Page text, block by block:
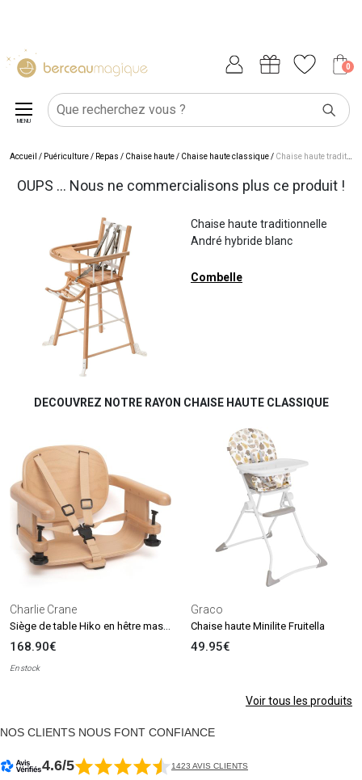
0
MENU
Accueil / Puériculture/ Repas / Chaise haute/ Chaise haute classique/ Chaise haute traditionnelle André hybride blanc
OUPS ... Nous ne commercialisons plus ce produit !
Chaise haute traditionnelle
André hybride blanc
Combelle
DECOUVREZ NOTRE RAYON CHAISE HAUTE CLASSIQUE
Charlie Crane
168.90€
En stock
Graco
Chaise haute Minilite Fruitella
49.95€
Voir tous les produits
NOS CLIENTS NOUS FONT CONFIANCE
4.6/5 1423 AVIS CLIENTS